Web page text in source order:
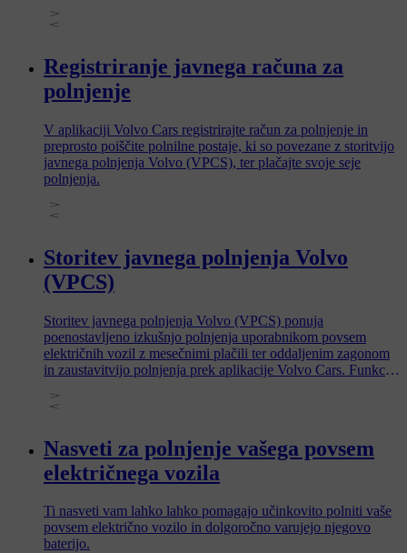
Registriranje javnega računa za
polnjenje
V aplikaciji Volvo Cars registrirajte račun za polnjenje in
preprosto poiščite polnilne postaje, ki so povezane z storitvijo
javnega polnjenja Volvo (VPCS), ter plačajte svoje seje
polnjenja.
Storitev javnega polnjenja Volvo
(VPCS)
Storitev javnega polnjenja Volvo (VPCS) ponuja
poenostavljeno izkušnjo polnjenja uporabnikom povsem
električnih vozil z mesečnimi plačili ter oddaljenim zagonom
in zaustavitvijo polnjenja prek aplikacije Volvo Cars. Funkcija
enim od največjih polnilnih omrežij v Evropi.
Nasveti za polnjenje vašega povsem
električnega vozila
Ti nasveti vam lahko lahko pomagajo učinkovito polniti vaše
povsem električno vozilo in dolgoročno varujejo njegovo
baterijo.